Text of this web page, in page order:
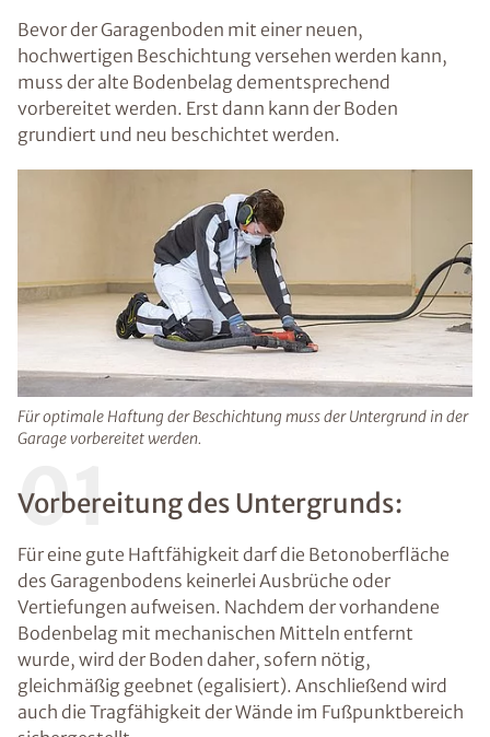
Bevor der Garagenboden mit einer neuen,
hochwertigen Beschichtung versehen werden kann,
muss der alte Bodenbelag dementsprechend
vorbereitet werden. Erst dann kann der Boden
grundiert und neu beschichtet werden.
Für optimale Haftung der Beschichtung muss der Untergrund in der
Garage vorbereitet werden.
01
Vorbereitung des Untergrunds:
Für eine gute Haftfähigkeit darf die Betonoberfläche
des Garagenbodens keinerlei Ausbrüche oder
Vertiefungen aufweisen. Nachdem der vorhandene
Bodenbelag mit mechanischen Mitteln entfernt
wurde, wird der Boden daher, sofern nötig,
gleichmäßig geebnet (egalisiert). Anschließend wird
auch die Tragfähigkeit der Wände im Fußpunktbereich